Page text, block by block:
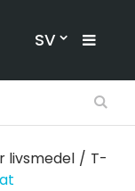
SV
livsmedel / T-